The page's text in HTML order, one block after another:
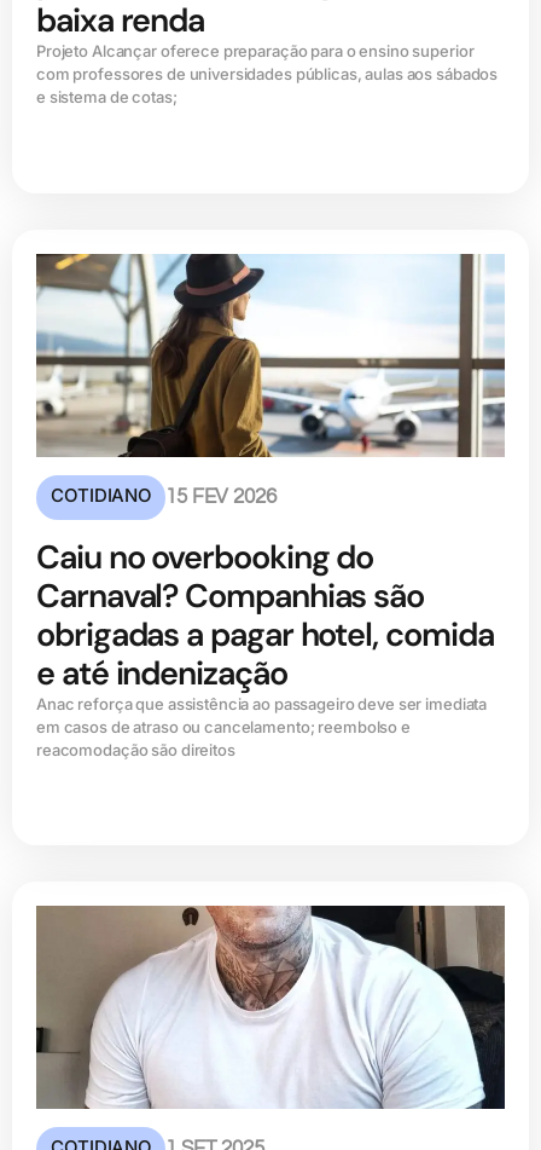
baixa renda
Projeto Alcançar oferece preparação para o ensino superior
com professores de universidades públicas, aulas aos sábados
e sistema de cotas;
COTIDIANO 15 FEV 2026
Caiu no overbooking do
Carnaval? Companhias são
obrigadas a pagar hotel, comida
e até indenização
Anac reforça que assistência ao passageiro deve ser imediata
em casos de atraso ou cancelamento; reembolso e
reacomodação são direitos